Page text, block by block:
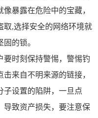
暴露在危险中的宝藏，
取,选择安全的网络环境就
的锁。
要时刻保持警惕，警惕钓
来自不明来源的链接，
子设置的陷阱，一旦点
导致资产损失，要注意保